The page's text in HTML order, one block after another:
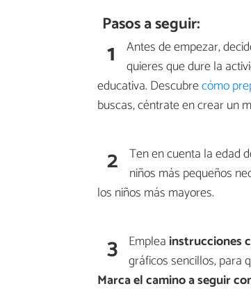
Pasos a seguir:
1 Antes de empezar,
quieres que dure la
educativa. Descubrecómo
buscas, céntrate en crear un
2 Ten en cuenta la edad
niños más pequeños
los niños más mayores.
3 Emplea instrucciones
gráficos sencillos, para
Marca el camino a seguir